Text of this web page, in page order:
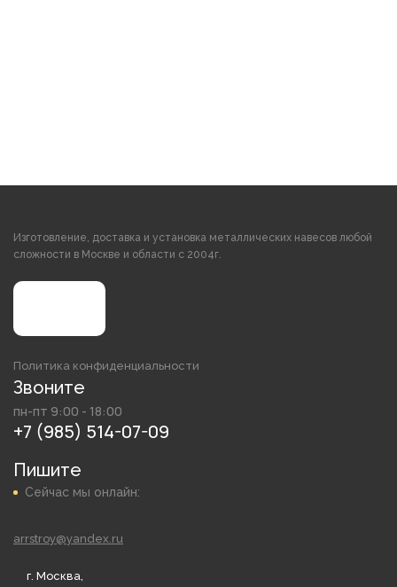
Изготовление, доставка и установка металлических навесов любой
сложности в Москве и области с 2004г.
Политика конфиденциальности
Звоните
пн-пт 9:00 - 18:00
+7 (985) 514-07-09
Пишите
Сейчас мы онлайн:
arrstroy@yandex.ru
г. Москва,